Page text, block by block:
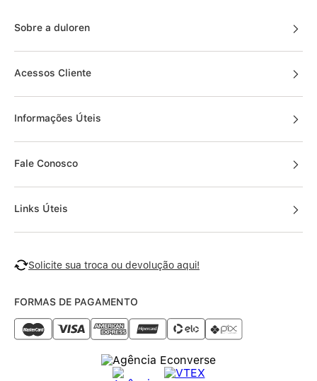
Sobre a duloren
Acessos Cliente
Informações Úteis
Fale Conosco
Links Úteis
Solicite sua troca ou devolução aqui!
FORMAS DE PAGAMENTO